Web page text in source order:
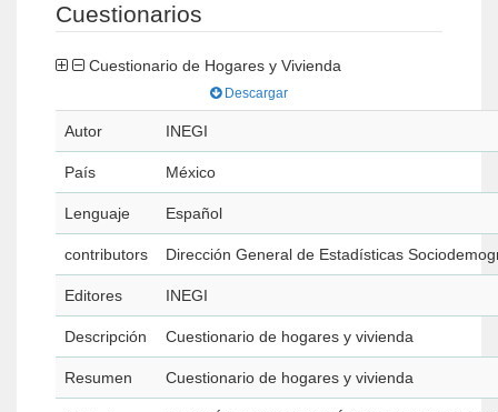
Cuestionarios
Cuestionario de Hogares y Vivienda
Descargar
Autor INEGI
País México
Lenguaje Español
contributors Dirección General de Estadísticas
Editores INEGI
Descripción Cuestionario de hogares y vivienda
Resumen Cuestionario de hogares y vivienda